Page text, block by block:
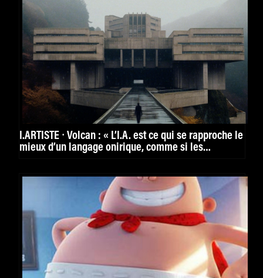
I.ARTISTE ⸱ Volcan : « L’I.A. est ce qui se rapproche le
mieux d’un langage onirique, comme si les